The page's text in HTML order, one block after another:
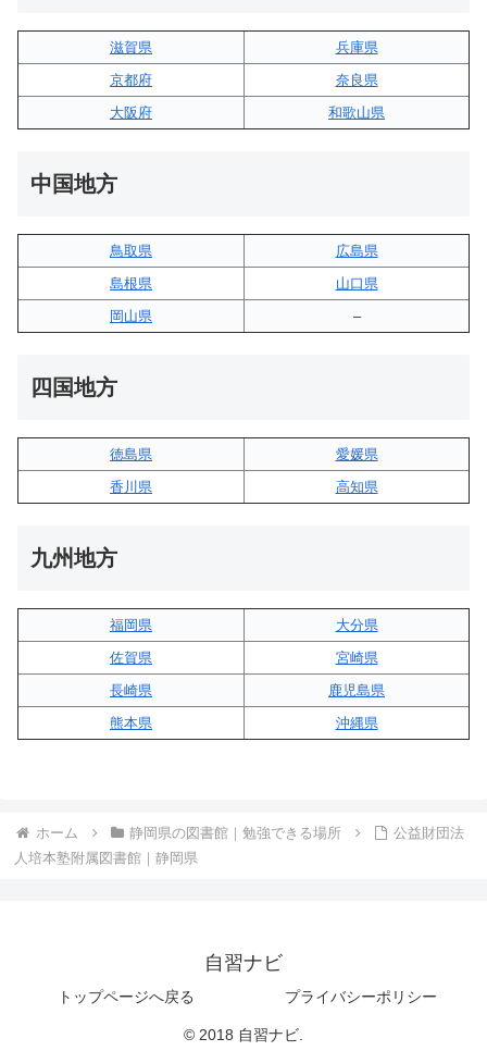
滋賀県
兵庫県
京都府
奈良県
大阪府
和歌山県
中国地方
鳥取県
広島県
島根県
山口県
岡山県
–
四国地方
徳島県
愛媛県
香川県
高知県
九州地方
福岡県
大分県
佐賀県
宮崎県
長崎県
鹿児島県
熊本県
沖縄県
ホーム 静岡県の図書館｜勉強できる場所
公益財団法
人培本塾附属図書館｜静岡県
自習ナビ
トップページへ戻る プライバシーポリシー
© 2018 自習ナビ.